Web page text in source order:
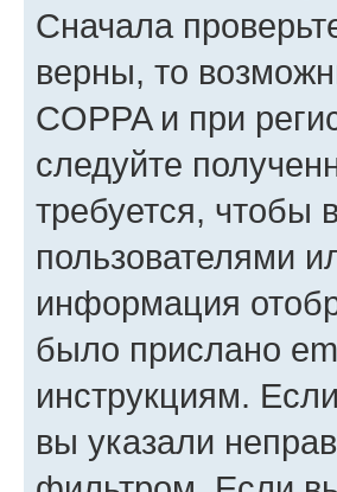
Сначала
верны, то
COPPA и при
следуйте
требуется, чтобы
пользователями
информация
было прислано
инструкциям.
вы указали